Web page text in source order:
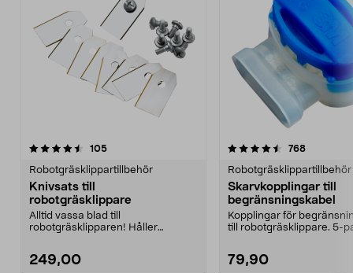
105recensioner
Robotgräsklippartillbehör
Knivsats till
robotgräsklippare
Alltid vassa blad till
robotgräsklipparen! Håller
249,00
4.5av 5 stjärnor 768
Robotgräsklippartillbehör
Skarvkopplingar till
begränsningskabel
Kopplingar för
till robotgräsklippare. 5-
79,90
0.0 av 5 stjärnor